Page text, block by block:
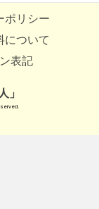
ポリシー
について
表記
」